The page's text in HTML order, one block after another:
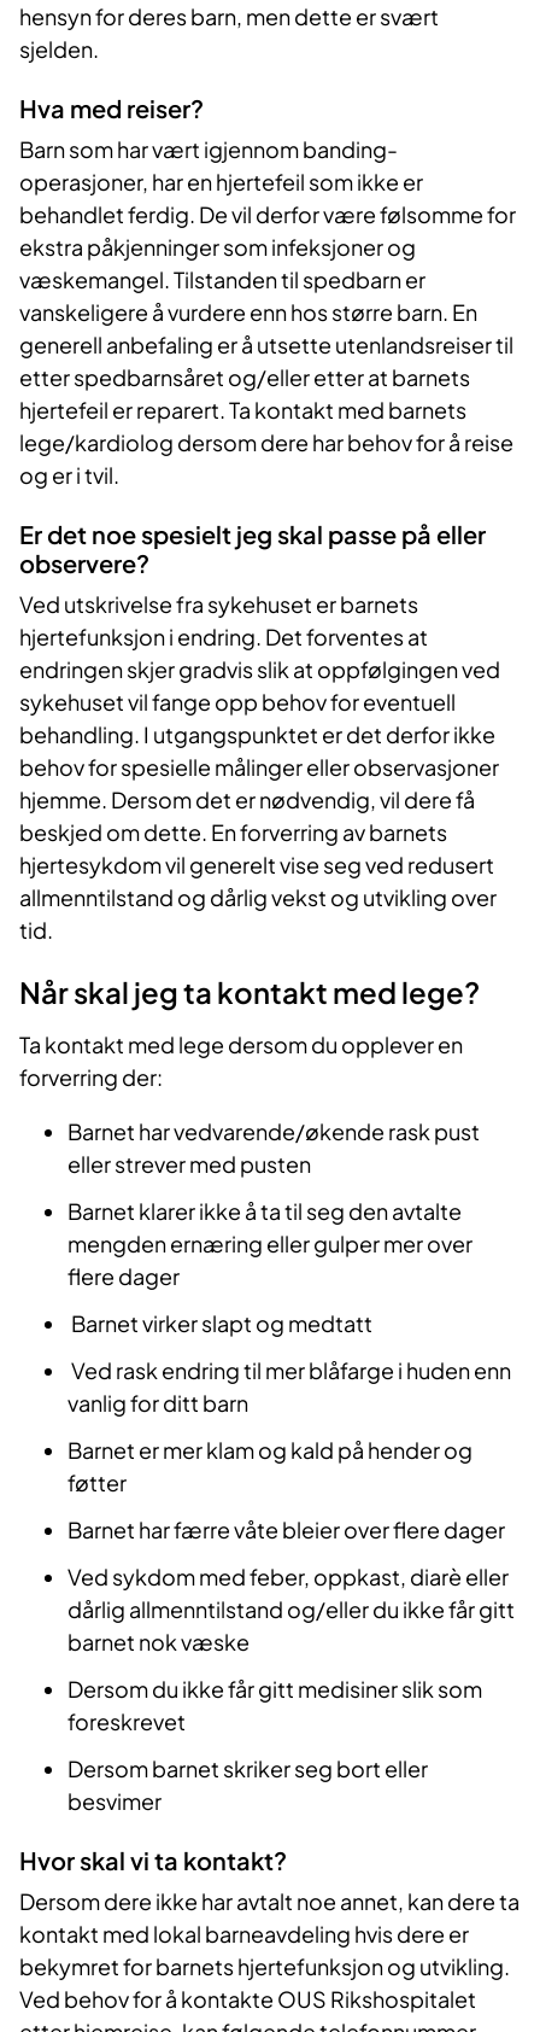
hensyn for deres barn, men dette er svært
sjelden.
Hva med reiser?
Barn som har vært igjennom banding-
operasjoner, har en hjertefeil som ikke er
behandlet ferdig. De vil derfor være følsomme for
ekstra påkjenninger som infeksjoner og
væskemangel. Tilstanden til spedbarn er
vanskeligere å vurdere enn hos større barn. En
generell anbefaling er å utsette utenlandsreiser til
etter spedbarnsåret og/eller etter at barnets
hjertefeil er reparert. Ta kontakt med barnets
lege/kardiolog dersom dere har behov for å reise
og er i tvil.
Er det noe spesielt jeg skal passe på eller
observere?
Ved utskrivelse fra sykehuset er barnets
hjertefunksjon i endring. Det forventes at
endringen skjer gradvis slik at oppfølgingen ved
sykehuset vil fange opp behov for eventuell
behandling. I utgangspunktet er det derfor ikke
behov for spesielle målinger eller observasjoner
hjemme. Dersom det er nødvendig, vil dere få
beskjed om dette. En forverring av barnets
hjertesykdom vil generelt vise seg ved redusert
allmenntilstand og dårlig vekst og utvikling over
tid.
Når skal jeg ta kontakt med lege?
Ta kontakt med lege dersom du opplever en
forverring der:
Barnet har vedvarende/økende rask pust
eller strever med pusten
Barnet klarer ikke å ta til seg den avtalte
mengden ernæring eller gulper mer over
flere dager
Barnet virker slapt og medtatt
Ved rask endring til mer blåfarge i huden enn
vanlig for ditt barn
Barnet er mer klam og kald på hender og
føtter
Barnet har færre våte bleier over flere dager
Ved sykdom med feber, oppkast, diarè eller
dårlig allmenntilstand og/eller du ikke får gitt
barnet nok væske
Dersom du ikke får gitt medisiner slik som
foreskrevet
Dersom barnet skriker seg bort eller
besvimer
Hvor skal vi ta kontakt?
Dersom dere ikke har avtalt noe annet, kan dere ta
kontakt med lokal barneavdeling hvis dere er
bekymret for barnets hjertefunksjon og utvikling.
Ved behov for å kontakte OUS Rikshospitalet